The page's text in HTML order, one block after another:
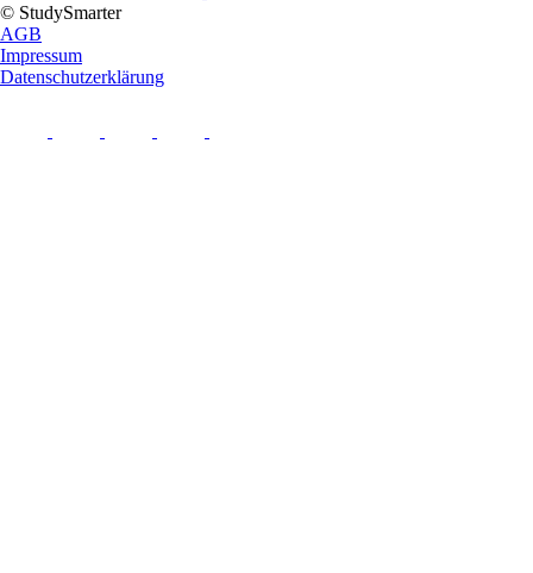
© StudySmarter
AGB
Impressum
Datenschutzerklärung